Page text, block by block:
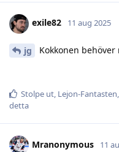
exile82 11 aug 2025
jg Kokkonen
Stolpe ut, Lejon-Fantasten,
detta
Mranonymous 11